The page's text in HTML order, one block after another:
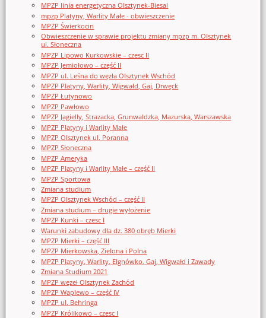
MPZP linia energetyczna Olsztynek-Biesal
mpzp Platyny, Warlity Małe - obwieszczenie
MPZP Świerkocin
Obwieszczenie w sprawie projektu zmiany mpzp m. Olsztynek
ul. Słoneczna
MPZP Lipowo Kurkowskie – czesc II
MPZP Jemiołowo – część II
MPZP ul. Leśna do węzła Olsztynek Wschód
MPZP Platyny, Warlity, Wigwałd, Gaj, Drwęck
MPZP Łutynowo
MPZP Pawłowo
MPZP Jagielly, Strazacka, Grunwaldzka, Mazurska, Warszawska
MPZP Platyny i Warlity Małe
MPZP Olsztynek ul. Poranna
MPZP Słoneczna
MPZP Ameryka
MPZP Platyny i Warlity Małe – część II
MPZP Sportowa
Zmiana studium
MPZP Olsztynek Wschód – część II
Zmiana studium – drugie wyłożenie
MPZP Kunki – czesc I
Warunki zabudowy dla dz. 380 obręb Mierki
MPZP Mierki – część III
MPZP Mierkowska, Zielona i Polna
MPZP Platyny, Warlity, Elgnówko, Gaj, Wigwałd i Zawady
Zmiana Studium 2021
MPZP węzeł Olsztynek Zachód
MPZP Waplewo – część IV
MPZP ul. Behringa
MPZP Królikowo – czesc I